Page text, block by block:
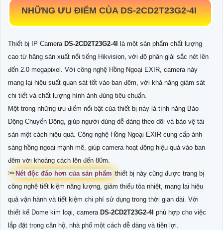
NHỮNG ƯU ĐIỂM CỦADS-2CD2T23G2-4I
Thiết bị IP Camera DS-2CD2T23G2-4I
là một sản phẩm chất lượng
cao từ hãng sản xuất nổi tiếng Hikvision, với độ phân giải sắc nét lên
đến 2.0 megapixel. Với công nghệ Hồng Ngoại EXIR, camera này
mang lại hiệu suất quan sát tốt vào ban đêm, với khả năng giám sát
chi tiết và chất lượng hình ảnh đúng tiêu chuẩn.
Một trong những ưu điểm nổi bật của thiết bị này là tính năng Báo
Động Chuyển Động, giúp người dùng dễ dàng theo dõi và bảo vệ tài
sản một cách hiệu quả. Công nghệ Hồng Ngoại EXIR cung cấp ánh
sáng hồng ngoại mạnh mẽ, giúp camera hoạt động hiệu quả vào ban
đêm với khoảng cách lên đến 80m.
🔦 Nét độc đáo hơn của sản phẩm thiết bị này cũng được trang bị
công nghệ tiết kiệm năng lượng, giảm thiểu tỏa nhiệt, mang lại hiệu
quả vận hành và tiết kiệm chi phí sử dụng trong thời gian dài. Với
thiết kế Dome kim loại, camera DS-2CD2T23G2-4I phù hợp cho việc
lắp đặt trong căn hộ, nhà phố một cách dễ dàng và tiện lợi.